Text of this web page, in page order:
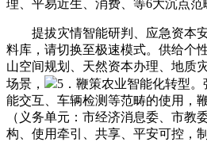
理、平易近生、消费、等6大沉点范
提拔灾情智能研判、应急资本安
料库，请切换至极速模式。供给个
山空间规划、天然资本办理、地质
场景，
5．鞭策农业智能化转型
能交互、车辆检测等范畴的使用，
（义务单元：市经济消息委、市教
构、使用牵引、共享、平安可控，